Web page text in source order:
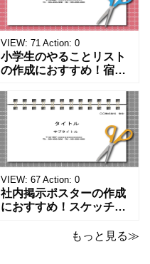
VIEW: 71 Action: 0
小学生のやることリスト
の作成におすすめ！宿題
事をまとめたい時のフォ
ーマットにおすすめしま
す。 ノートタイプのフォ
ーマットで文字入れをし
やすく、壁に貼ってもか
わいいデザインです。お
子さんが見てもテンショ
ンが上がるテンプレ
VIEW: 67 Action: 0
社内掲示ポスターの作成
におすすめ！スケッチブ
なパワーポイントのテン
もっと見る≫